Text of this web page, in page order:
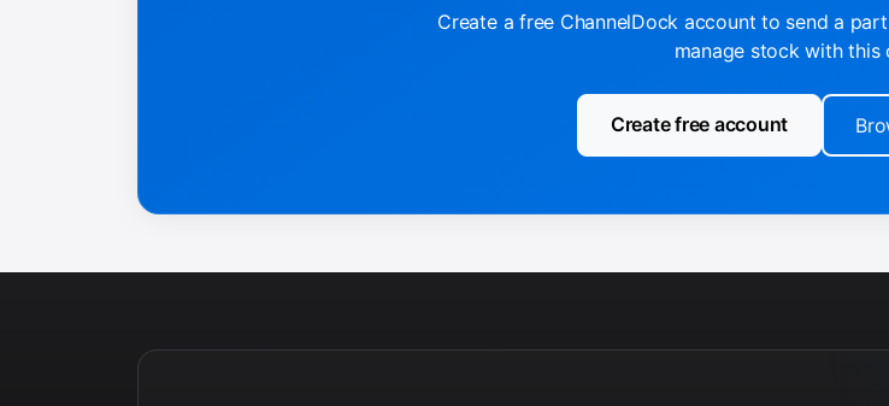
Create a free ChannelDock account to send a
manage stock with this
Create free account